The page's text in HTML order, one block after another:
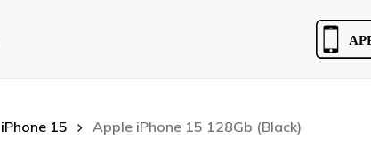
iPhone 15 Apple iPhone 15 128Gb (Black)